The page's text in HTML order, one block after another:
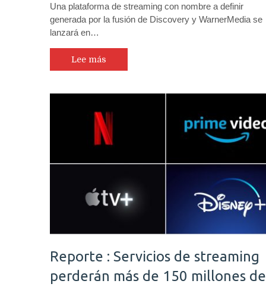
Una plataforma de streaming con nombre a definir
generada por la fusión de Discovery y WarnerMedia se
lanzará en…
Lee más
Reporte : Servicios de streaming
perderán más de 150 millones de